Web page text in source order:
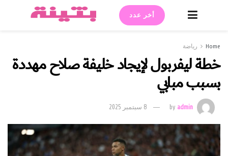
أخر عدد
Home رياضة
خطة ليفربول لإيجاد خليفة صلاح مهددة
بسبب مبابي
byadmin 8 سبتمبر 2025